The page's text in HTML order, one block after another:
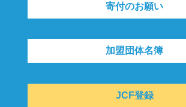
寄付のお願い
加盟団体名簿
JCF登録